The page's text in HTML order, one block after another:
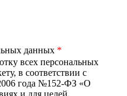
данных *
всех персональных
в соответствии с
года №152-ФЗ «О
и для целей,